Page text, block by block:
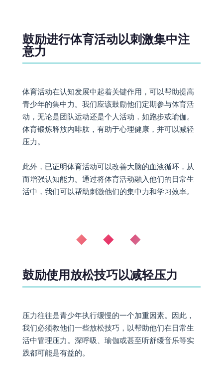
鼓励进行体育活动以刺激集中注
意力
体育活动在认知发展中起着关键作用，可以帮助提高
青少年的集中力。我们应该鼓励他们定期参与体育活
动，无论是团队运动还是个人活动，如跑步或瑜伽。
体育锻炼释放内啡肽，有助于心理健康，并可以减轻
压力。
此外，已证明体育活动可以改善大脑的血液循环，从
而增强认知能力。通过将体育活动融入他们的日常生
活中，我们可以帮助刺激他们的集中力和学习效率。
◆ ◆ ◆
鼓励使用放松技巧以减轻压力
压力往往是青少年执行缓慢的一个加重因素。因此，
我们必须教他们一些放松技巧，以帮助他们在日常生
活中管理压力。深呼吸、瑜伽或甚至听舒缓音乐等实
践都可能是有益的。